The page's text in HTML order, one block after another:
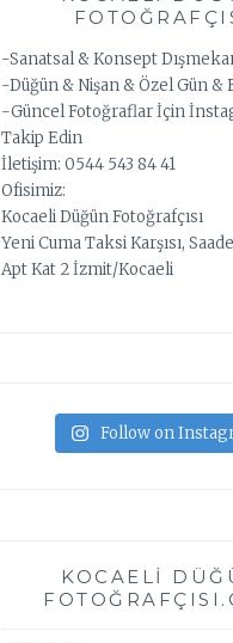
-Sanatsal & Konsept
-Düğün & Nişan & Özel Gün &
-Güncel Fotoğraflar İçin
Takip Edin
İletişim: 0544 543 84 41
Ofisimiz:
Kocaeli Düğün Fotoğrafçısı
Yeni Cuma Taksi Karşısı,
Apt Kat 2 İzmit/Kocaeli
Follow on
KOCAELI